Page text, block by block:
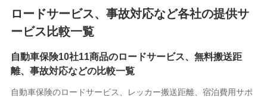
9.お問い合わせ情報
各種お問い合わせに対応するため
10.受託業務の 個人情報
受託業務の遂行およびこれらに準ずる業務の遂行のため
ロードサービス、事故対応など各社の提供サ
ービス比較一覧
自動車保険10社11商品のロードサービス、無料搬送距
離、事故対応などの比較一覧
自動車保険のロードサービス、レッカー搬送距離、宿泊費用サポ